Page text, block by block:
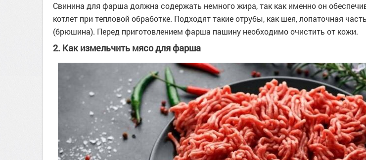
Свинина для фарша должна содержать немного жира, так как именно он
котлет при тепловой обработке. Подходят такие отрубы, как шея, лопаточная
(брюшина). Перед приготовлением фарша пашину необходимо очистить от кожи.
2. Как измельчить мясо для фарша